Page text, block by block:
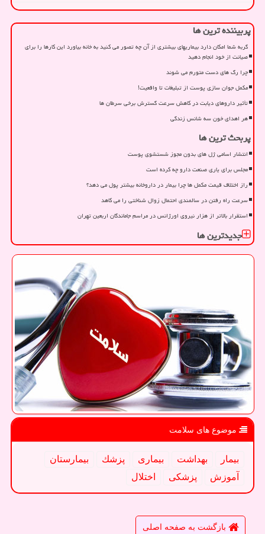
پربیننده ترین ها
گربه شما امکان دارد بیماریهای بیشتری از آن چه تصور می کنید به خانه بیاورد این کارها را برای
صیانت از خود انجام دهید
چرا رگ های دست متورم می شوند
مکمل جوان سازی پوست از تبلیغات تا واقعیت!
تأثیر داروهای دیابت در کاهش سرعت گسترش برخی سرطان ها
هر اهدای خون سه شانس زندگی
پربحث ترین ها
انتشار اسامی ژل های بدون مجوز شستشوی پوست
مجلس برای یاری صنعت دارو چه کرده است
راز اختلاف قیمت مکمل ها چرا بیمار در داروخانه بیشتر پول می دهد؟
سرعت راه رفتن در سالمندی احتمال زوال شناختی را می کاهد
استقرار بالاتر از هزار نیروی اورژانس در مراسم جاماندگان اربعین تهران
جدیدترین ها
موضوع های سلامت
بیمار بهداشت بیماری پزشك
بیمارستان
آموزش
پزشكی اختلال
بازگشت به صفحه اصلی